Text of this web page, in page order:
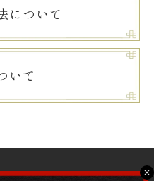
について
いて
X